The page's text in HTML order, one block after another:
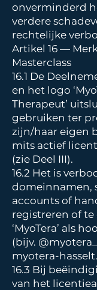
onverminderd
verdere
rechtelijke
Artikel 16 —
Masterclass
16.1 De
en het logo
Therapeut’
gebruiken ter
zijn/haar eigen
mits actief
(zie Deel III).
16.2 Het is
domeinnamen,
accounts of
registreren of
‘MyoTera’ als
(bijv.
myotera-
16.3 Bij
van het